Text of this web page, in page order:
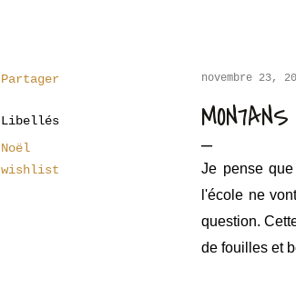
Partager
Libellés
Noël
wishlist
novembre 23,
Je pense
l'école ne
question.
de fouilles et